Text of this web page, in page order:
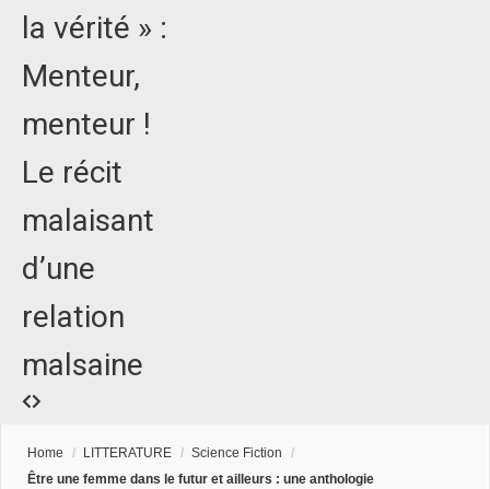
la vérité » :
Menteur,
menteur !
Le récit
malaisant
d’une
relation
malsaine
Home / LITTERATURE / Science Fiction
/
Être une femme dans le futur et ailleurs : une anthologie